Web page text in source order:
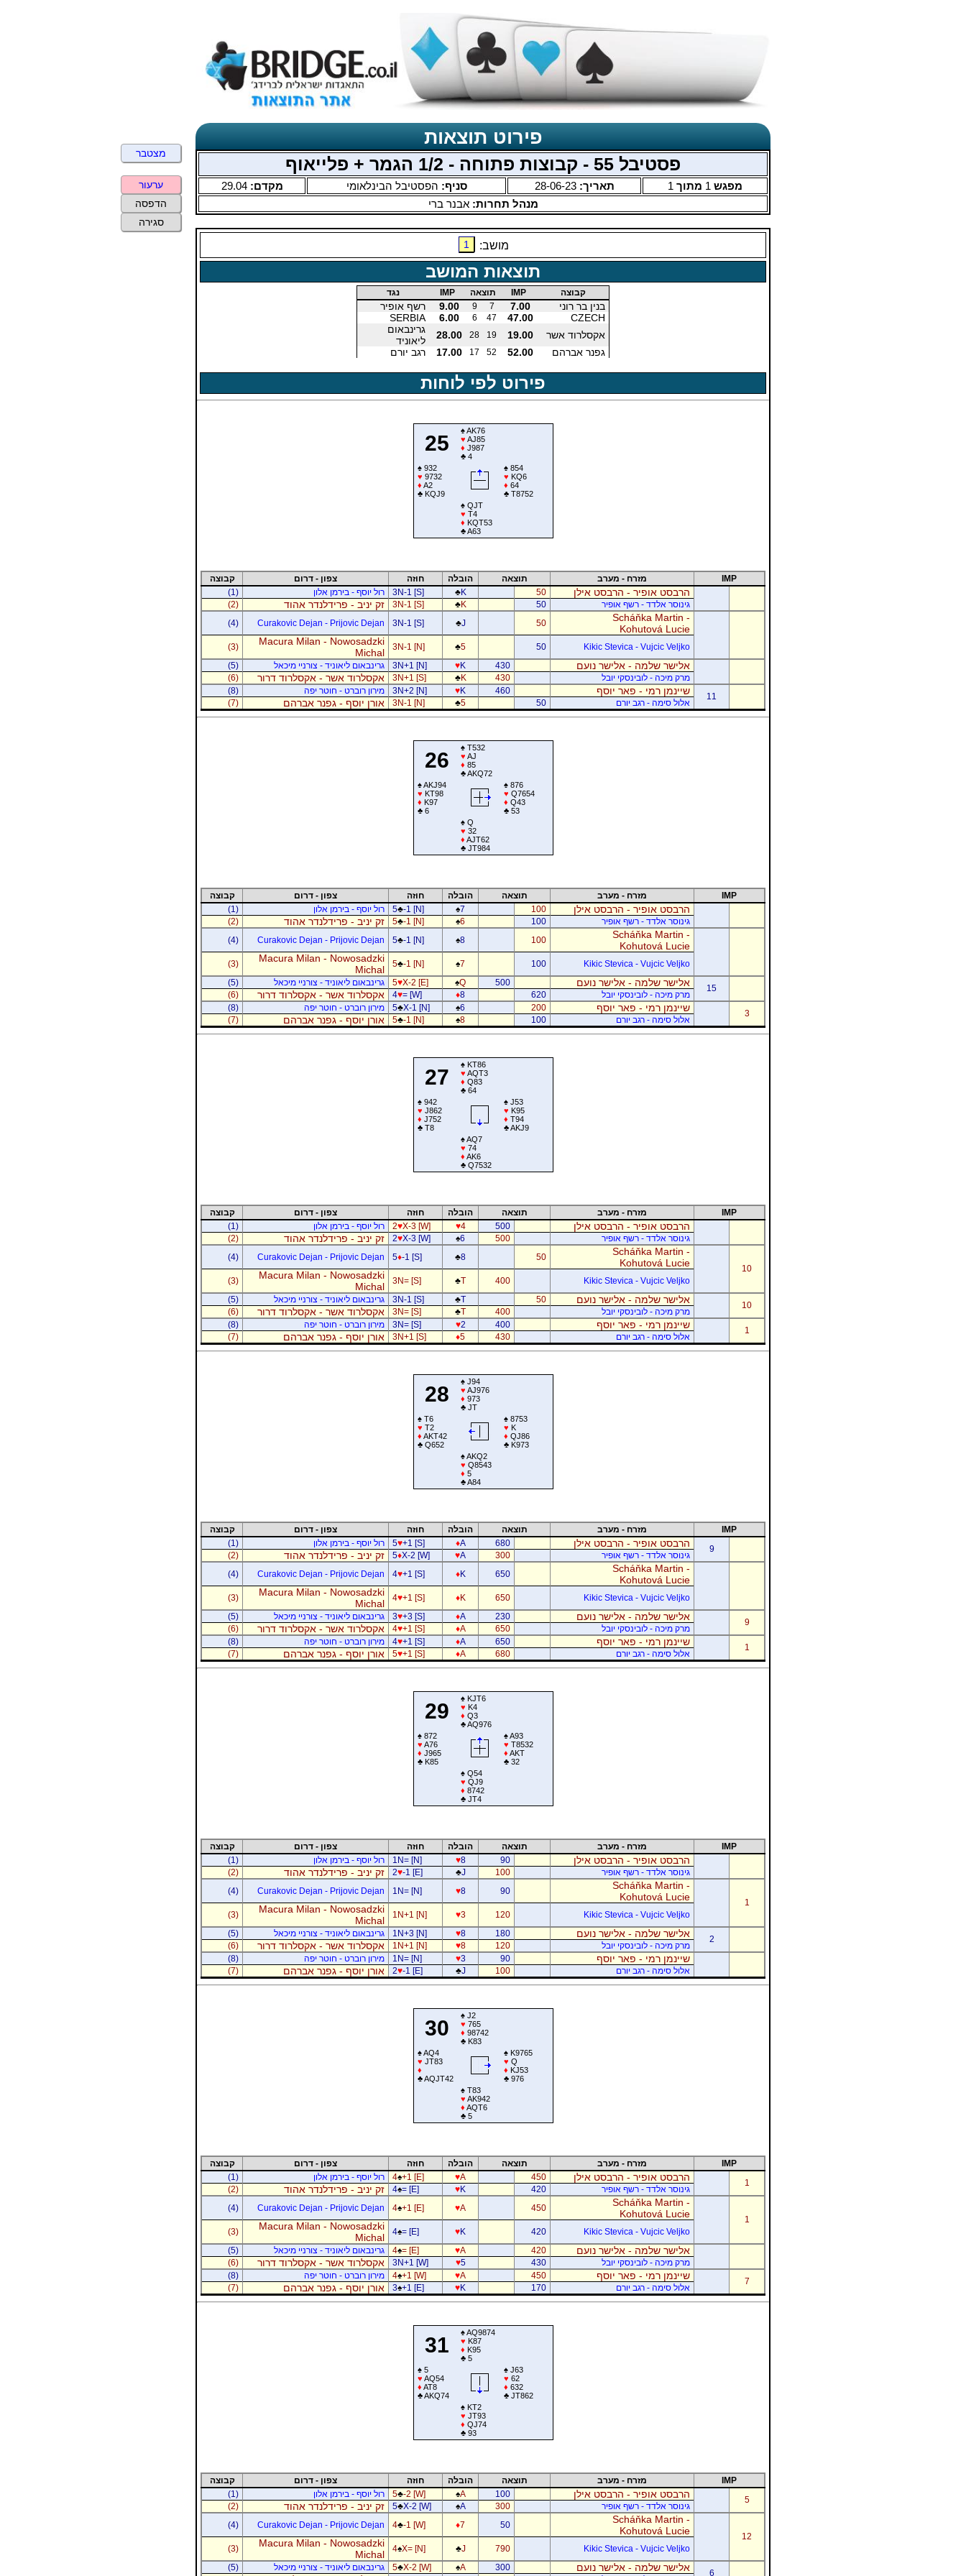
פירוט תוצאות
פסטיבל 55 - קבוצות פתוחה - 1/2 הגמר + פלייאוף
מפגש 1 מתוך 1 תאריך:28-06-23 סניף: הפסטיבל הבינלאומי מקדם:29.04
מנהל תחרות:אבנר ברי
מושב: 1
תוצאות המושב
קבוצה IMP תוצאה IMP נגד
בנין בר רוני 7.00
7
9
9.00
רשף אופיר
CZECH
47.00
47
6
6.00
SERBIA
אקסלרוד אשר
19.00
19
28
28.00
גרינבאום
ליאוניד
גפנר אברהם
52.00
52
17
17.00 רגב יורם
פירוט לפי לוחות
25
♠AK76
♥ AJ85
♦ J987
♣4
♠932
♥ 9732
♦ A2
♣KQJ9
♠854
♥ KQ6
♦ 64
♣T8752
♠QJT
♥ T4
♦ KQT53
♣A63
IMP מזרח - מערב תוצאה הובלה חוזה צפון - דרום קבוצה
הרבסט אופיר - הרבסט אילן 50
♣K
3N-1 [S] רול יוסף - בירמן אלון
(1)
גינוסר אלדד - רשף אופיר
50
♣K
3N-1 [S] זק יניב - פרידלנדר אהוד (2)
Scháňka Martin -
Kohutová Lucie
50
♣J
3N-1 [S]
Curakovic Dejan - Prijovic Dejan
(4)
Kikic Stevica - Vujcic Veljko
50
♣5
3N-1 [N]
Macura Milan - Nowosadzki
Michal
(3)
אלישר שלמה - אלישר נועם 430
♥K
3N+1 [N] גרינבאום ליאוניד - צורניי מיכאל
(5)
מרק מיכה - לובינסקי יובל
430
♣K
3N+1 [S] אקסלרוד אשר - אקסלרוד דרור
(6)
11
שיינמן רמי - פאר יוסף 460
♥K
3N+2 [N] מירון רוברט - חוטר יפה
(8)
אלול סימה - רגב יורם
50
♣5
3N-1 [N] אורן יוסף - גפנר אברהם (7)
26
♠T532
♥ AJ
♦ 85
♣AKQ72
♠AKJ94
♥ KT98
♦ K97
♣6
♠876
♥ Q7654
♦ Q43
♣53
♠Q
♥ 32
♦ AJT62
♣JT984
IMP מזרח - מערב תוצאה הובלה חוזה צפון - דרום קבוצה
הרבסט אופיר - הרבסט אילן 100
♠7
5♣-1 [N] רול יוסף - בירמן אלון
(1)
גינוסר אלדד - רשף אופיר
100
♠6
5♣-1 [N] זק יניב - פרידלנדר אהוד (2)
Scháňka Martin -
Kohutová Lucie
100
♠8
5♣-1 [N]
Curakovic Dejan - Prijovic Dejan
(4)
Kikic Stevica - Vujcic Veljko
100
♠7
5♣-1 [N]
Macura Milan - Nowosadzki
Michal
(3)
15 אלישר שלמה - אלישר נועם 500
♠Q
5♥X-2 [E] גרינבאום ליאוניד - צורניי מיכאל
(5)
מרק מיכה - לובינסקי יובל
620
♦8
4♥= [W] אקסלרוד אשר - אקסלרוד דרור
(6)
3
שיינמן רמי - פאר יוסף 200
♠6
5♣X-1 [N] מירון רוברט - חוטר יפה
(8)
אלול סימה - רגב יורם
100
♠8
5♣-1 [N] אורן יוסף - גפנר אברהם (7)
27
♠KT86
♥ AQT3
♦ Q83
♣64
♠942
♥ J862
♦ J752
♣T8
♠J53
♥ K95
♦ T94
♣AKJ9
♠AQ7
♥ 74
♦ AK6
♣Q7532
IMP מזרח - מערב תוצאה הובלה חוזה צפון - דרום קבוצה
הרבסט אופיר - הרבסט אילן 500
♥4
2♥X-3 [W] רול יוסף - בירמן אלון
(1)
גינוסר אלדד - רשף אופיר
500
♠6
2♥X-3 [W] זק יניב - פרידלנדר אהוד (2)
10
Scháňka Martin -
Kohutová Lucie
50
♣8
5♦-1 [S]
Curakovic Dejan - Prijovic Dejan
(4)
Kikic Stevica - Vujcic Veljko
400
♣T
3N= [S]
Macura Milan - Nowosadzki
Michal
(3)
10 אלישר שלמה - אלישר נועם 50
♣T
3N-1 [S] גרינבאום ליאוניד - צורניי מיכאל
(5)
מרק מיכה - לובינסקי יובל
400
♣T
3N= [S] אקסלרוד אשר - אקסלרוד דרור
(6)
1
שיינמן רמי - פאר יוסף 400
♥2
3N= [S] מירון רוברט - חוטר יפה
(8)
אלול סימה - רגב יורם
430
♦5
3N+1 [S] אורן יוסף - גפנר אברהם (7)
28
♠J94
♥ AJ976
♦ 973
♣JT
♠T6
♥ T2
♦ AKT42
♣Q652
♠8753
♥ K
♦ QJ86
♣K973
♠AKQ2
♥ Q8543
♦ 5
♣A84
IMP מזרח - מערב תוצאה הובלה חוזה צפון - דרום
קבוצה
9
הרבסט אופיר - הרבסט אילן 680
♦A
5♥+1 [S] רול יוסף - בירמן אלון
(1)
גינוסר אלדד - רשף אופיר
300
♥A
5♦X-2 [W] זק יניב - פרידלנדר אהוד (2)
Scháňka Martin -
Kohutová Lucie
650
♦K
4♥+1 [S]
Curakovic Dejan - Prijovic Dejan
(4)
Kikic Stevica - Vujcic Veljko
650
♦K
4♥+1 [S]
Macura Milan - Nowosadzki
Michal
(3)
9 אלישר שלמה - אלישר נועם 230
♦A
3♥+3 [S] גרינבאום ליאוניד - צורניי מיכאל
(5)
מרק מיכה - לובינסקי יובל
650
♦A
4♥+1 [S] אקסלרוד אשר - אקסלרוד דרור
(6)
1
שיינמן רמי - פאר יוסף 650
♦A
4♥+1 [S] מירון רוברט - חוטר יפה
(8)
אלול סימה - רגב יורם
680
♦A
5♥+1 [S] אורן יוסף - גפנר אברהם (7)
29
♠KJT6
♥ K4
♦ Q3
♣AQ976
♠872
♥ A76
♦ J965
♣K85
♠A93
♥ T8532
♦ AKT
♣32
♠Q54
♥ QJ9
♦ 8742
♣JT4
IMP מזרח - מערב תוצאה הובלה חוזה צפון - דרום קבוצה
הרבסט אופיר - הרבסט אילן 90
♥8
1N= [N] רול יוסף - בירמן אלון
(1)
גינוסר אלדד - רשף אופיר
100
♣J
2♥-1 [E] זק יניב - פרידלנדר אהוד (2)
1
Scháňka Martin -
Kohutová Lucie
90
♥8
1N= [N]
Curakovic Dejan - Prijovic Dejan
(4)
Kikic Stevica - Vujcic Veljko
120
♥3
1N+1 [N]
Macura Milan - Nowosadzki
Michal
(3)
2 אלישר שלמה - אלישר נועם 180
♥8
1N+3 [N] גרינבאום ליאוניד - צורניי מיכאל
(5)
מרק מיכה - לובינסקי יובל
120
♥8
1N+1 [N] אקסלרוד אשר - אקסלרוד דרור (6)
שיינמן רמי - פאר יוסף 90
♥3
1N= [N] מירון רוברט - חוטר יפה
(8)
אלול סימה - רגב יורם
100
♣J
2♥-1 [E] אורן יוסף - גפנר אברהם (7)
30
♠J2
♥ 765
♦ 98742
♣K83
♠AQ4
♥ JT83
♦
♣AQJT42
♠K9765
♥ Q
♦ KJ53
♣976
♠T83
♥ AK942
♦ AQT6
♣5
IMP מזרח - מערב תוצאה הובלה חוזה צפון - דרום
קבוצה
1
הרבסט אופיר - הרבסט אילן 450
♥A
4♠+1 [E] רול יוסף - בירמן אלון
(1)
גינוסר אלדד - רשף אופיר
420
♥K
4♠= [E] זק יניב - פרידלנדר אהוד (2)
1
Scháňka Martin -
Kohutová Lucie
450
♥A
4♠+1 [E]
Curakovic Dejan - Prijovic Dejan
(4)
Kikic Stevica - Vujcic Veljko
420
♥K
4♠= [E]
Macura Milan - Nowosadzki
Michal
(3)
אלישר שלמה - אלישר נועם 420
♥A
4♠= [E] גרינבאום ליאוניד - צורניי מיכאל
(5)
מרק מיכה - לובינסקי יובל
430
♥5
3N+1 [W] אקסלרוד אשר - אקסלרוד דרור
(6)
7
שיינמן רמי - פאר יוסף 450
♥A
4♠+1 [W] מירון רוברט - חוטר יפה
(8)
אלול סימה - רגב יורם
170
♥K
3♠+1 [E] אורן יוסף - גפנר אברהם (7)
31
♠AQ9874
♥ K87
♦ K95
♣5
♠5
♥ AQ54
♦ AT8
♣AKQ74
♠J63
♥ 62
♦ 632
♣JT862
♠KT2
♥ JT93
♦ QJ74
♣93
IMP מזרח - מערב תוצאה הובלה חוזה צפון - דרום
קבוצה
5
הרבסט אופיר - הרבסט אילן 100
♠A
5♣-2 [W] רול יוסף - בירמן אלון
(1)
גינוסר אלדד - רשף אופיר
300
♠A
5♣X-2 [W] זק יניב - פרידלנדר אהוד (2)
12
Scháňka Martin -
Kohutová Lucie
50
♦7
4♣-1 [W]
Curakovic Dejan - Prijovic Dejan
(4)
Kikic Stevica - Vujcic Veljko
790
♣J
4♠X= [N]
Macura Milan - Nowosadzki
Michal
(3)
6 אלישר שלמה - אלישר נועם 300
♠A
5♣X-2 [W] גרינבאום ליאוניד - צורניי מיכאל
(5)
מצטבר
ערעור
הדפסה
סגירה